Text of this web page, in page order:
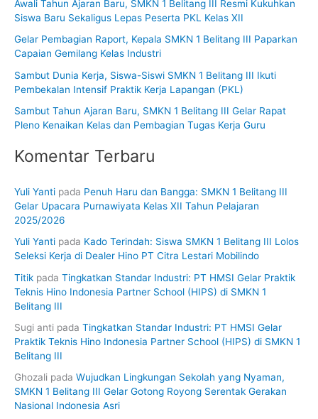
t
k
Awali Tahun Ajaran Baru, SMKN 1 Belitang III Resmi Kukuhkan
Siswa Baru Sekaligus Lepas Peserta PKL Kelas XII
Gelar Pembagian Raport, Kepala SMKN 1 Belitang III Paparkan
Capaian Gemilang Kelas Industri
Sambut Dunia Kerja, Siswa-Siswi SMKN 1 Belitang III Ikuti
Pembekalan Intensif Praktik Kerja Lapangan (PKL)
Sambut Tahun Ajaran Baru, SMKN 1 Belitang III Gelar Rapat
Pleno Kenaikan Kelas dan Pembagian Tugas Kerja Guru
Komentar Terbaru
Yuli Yanti pada Penuh Haru dan Bangga: SMKN 1 Belitang III
Gelar Upacara Purnawiyata Kelas XII Tahun Pelajaran
2025/2026
Yuli Yanti pada Kado Terindah: Siswa SMKN 1 Belitang III Lolos
Seleksi Kerja di Dealer Hino PT Citra Lestari Mobilindo
Titik pada Tingkatkan Standar Industri: PT HMSI Gelar Praktik
Teknis Hino Indonesia Partner School (HIPS) di SMKN 1
Belitang III
Sugi anti pada Tingkatkan Standar Industri: PT HMSI Gelar
Praktik Teknis Hino Indonesia Partner School (HIPS) di SMKN 1
Belitang III
Ghozali pada Wujudkan Lingkungan Sekolah yang Nyaman,
SMKN 1 Belitang III Gelar Gotong Royong Serentak Gerakan
Nasional Indonesia Asri